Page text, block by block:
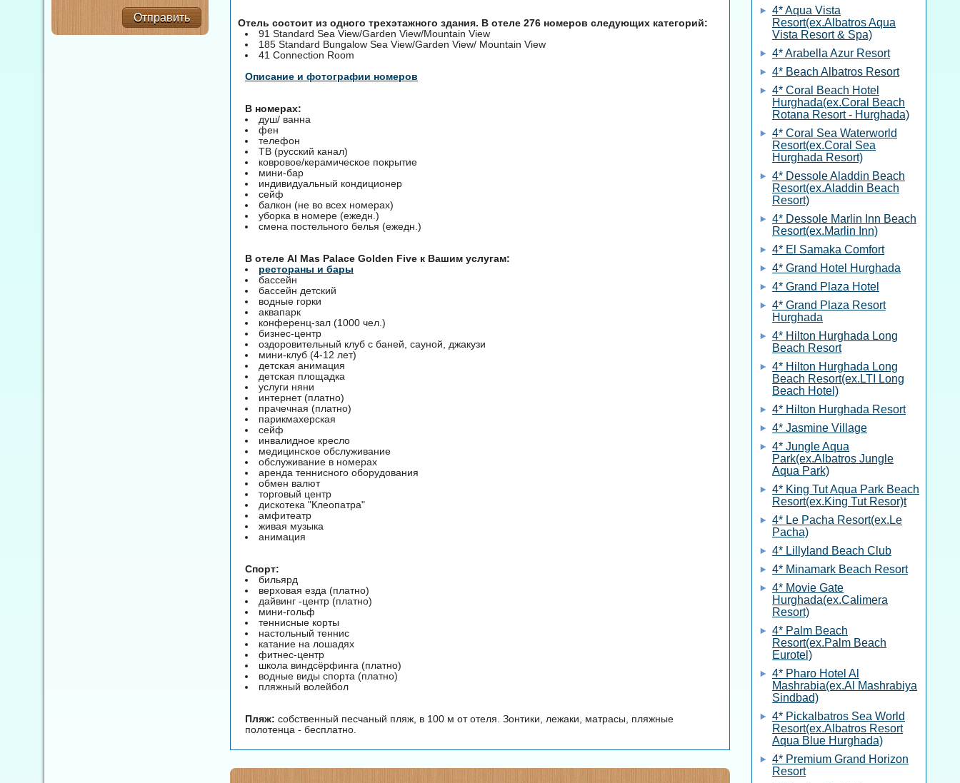
Отель состоит из одного трехэтажного здания. В отеле 276 номеров следующих категорий:
91 Standard Sea View/Garden View/Mountain View
185 Standard Bungalow Sea View/Garden View/ Mountain View
41 Connection Room
Описание и фотографии номеров
В номерах:
душ/ ванна
фен
телефон
ТВ (русский канал)
ковровое/керамическое покрытие
мини-бар
индивидуальный кондиционер
сейф
балкон (не во всех номерах)
уборка в номере (ежедн.)
смена постельного белья (ежедн.)
B отеле Al Mas Palace Golden Five к Вашим услугам:
рестораны и бары
бассейн
бассейн детский
водные горки
аквапарк
конференц-зал (1000 чел.)
бизнес-центр
оздоровительный клуб с баней, сауной, джакузи
мини-клуб (4-12 лет)
детская анимация
детская площадка
услуги няни
интернет (платно)
прачечная (платно)
парикмахерская
сейф
инвалидное кресло
медицинское обслуживание
обслуживание в номерах
аренда теннисного оборудования
обмен валют
торговый центр
дискотека "Клеопатра"
амфитеатр
живая музыка
анимация
Спорт:
бильярд
верховая езда (платно)
дайвинг -центр (платно)
мини-гольф
теннисные корты
настольный теннис
катание на лошадях
фитнес-центр
школа виндсёрфинга (платно)
водные виды спорта (платно)
пляжный волейбол
Пляж: собственный песчаный пляж, в 100 м от отеля. Зонтики, лежаки, матрасы, пляжные
полотенца - бесплатно.
Отправить
4* Aqua Vista
Resort(ex.Albatros Aqua
Vista Resort & Spa)
4* Arabella Azur Resort
4* Beach Albatros Resort
4* Coral Beach Hotel
Hurghada(ex.Coral Beach
Rotana Resort - Hurghada)
4* Coral Sea Waterworld
Resort(ex.Coral Sea
Hurghada Resort)
4* Dessole Aladdin Beach
Resort(ex.Aladdin Beach
Resort)
4* Dessole Marlin Inn Beach
Resort(ex.Marlin Inn)
4* El Samaka Comfort
4* Grand Hotel Hurghada
4* Grand Plaza Hotel
4* Grand Plaza Resort
Hurghada
4* Hilton Hurghada Long
Beach Resort
4* Hilton Hurghada Long
Beach Resort(ex.LTI Long
Beach Hotel)
4* Hilton Hurghada Resort
4* Jasmine Village
4* Jungle Aqua
Park(ex.Albatros Jungle
Aqua Park)
4* King Tut Aqua Park Beach
Resort(ex.King Tut Resor)t
4* Le Pacha Resort(ex.Le
Pacha)
4* Lillyland Beach Club
4* Minamark Beach Resort
4* Movie Gate
Hurghada(ex.Calimera
Resort)
4* Palm Beach
Resort(ex.Palm Beach
Eurotel)
4* Pharo Hotel Al
Mashrabia(ex.Al Mashrabiya
Sindbad)
4* Pickalbatros Sea World
Resort(ex.Albatros Resort
Aqua Blue Hurghada)
4* Premium Grand Horizon
Resort